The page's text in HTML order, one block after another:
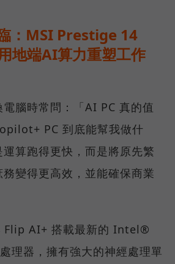
：MSI Prestige 14
地端AI算力重塑工作
腦時常問：「AI PC 真的值
PC 到底能幫我做什
算跑得更快，而是將原先繁
變得更高效，並能確保商業
Flip AI+ 搭載最新的 Intel®
理器，擁有強大的神經處理單